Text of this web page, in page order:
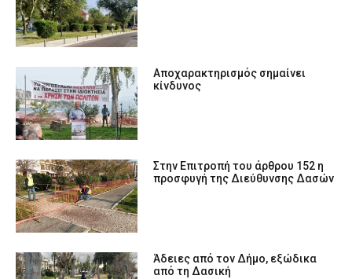
Αποχαρακτηρισμός σημαίνει
κίνδυνος
Στην Επιτροπή του άρθρου 152 η
προσφυγή της Διεύθυνσης Δασών
Άδειες από τον Δήμο, εξώδικα
από τη Δασική